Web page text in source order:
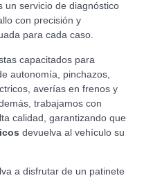
un servicio de diagnóstico
con precisión y
para cada caso.
capacitados para
autonomía, pinchazos,
averías en frenos y
trabajamos con
calidad, garantizando que
devuelva al vehículo su
a disfrutar de un patinete